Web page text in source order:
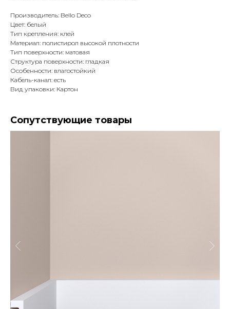
Производитель: Bello Deco
Цвет: белый
Тип крепления: клей
Материал: полистирол высокой плотности
Тип поверхности: матовая
Структура поверхности: гладкая
Особенности: влагостойкий
Кабель-канал: есть
Вид упаковки: Картон
Сопутствующие товары